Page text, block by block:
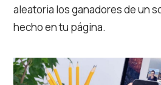
aleatoria los ganadores de un
hecho en tu página.